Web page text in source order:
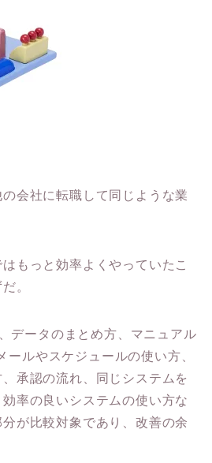
会社に転職して同じような業
もっと効率よくやっていたこ
。
データのまとめ方、マニュアル
ルやスケジュールの使い方、
承認の流れ、同じシステムを
率の良いシステムの使い方な
が比較対象であり、改善の余